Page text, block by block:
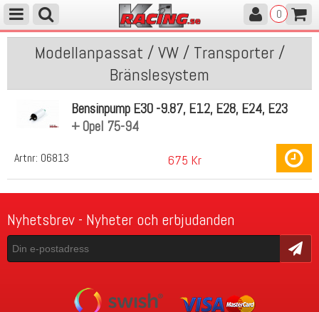
0
Modellanpassat / VW / Transporter /
Bränslesystem
Artnr: 06813
Bensinpump E30 -9.87, E12, E28, E24, E23
+ Opel 75-94
675 Kr
Nyhetsbrev - Nyheter och erbjudanden
Skicka